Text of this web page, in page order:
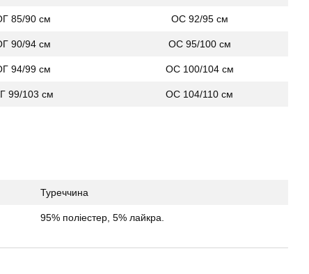
85/90 см ОС 92/95 см
90/94 см ОС 95/100 см
94/99 см ОС 100/104 см
99/103 см ОС 104/110 см
Туреччина
95% поліестер, 5% лайкра.